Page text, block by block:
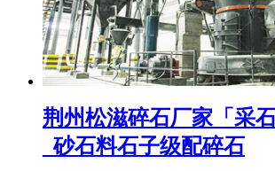
荆州松滋碎石厂家「采
_砂石料石子级配碎石